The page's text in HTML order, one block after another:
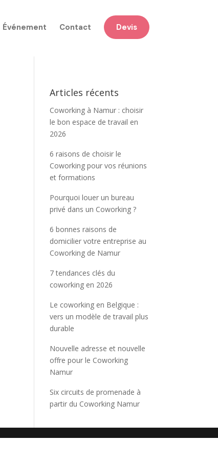
Événement Contact Devis
Articles récents
Coworking à Namur : choisir
le bon espace de travail en
2026
6 raisons de choisir le
Coworking pour vos réunions
et formations
Pourquoi louer un bureau
privé dans un Coworking ?
6 bonnes raisons de
domicilier votre entreprise au
Coworking de Namur
7 tendances clés du
coworking en 2026
Le coworking en Belgique :
vers un modèle de travail plus
durable
Nouvelle adresse et nouvelle
offre pour le Coworking
Namur
Six circuits de promenade à
partir du Coworking Namur